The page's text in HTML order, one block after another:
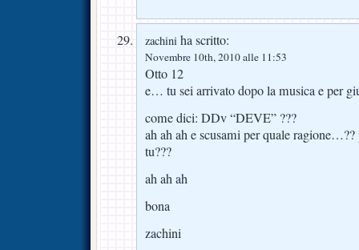
zachini ha scritto:
Novembre 10th, 2010 alle 11:53
Otto 12
e… tu sei arrivato dopo la musica e per
come dici: DDv “DEVE” ???
ah ah ah e scusami per quale
tu???
ah ah ah
bona
zachini